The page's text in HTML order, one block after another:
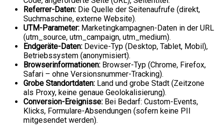
Referrer-Daten: Die Quelle der Seitenaufrufe (direkt,
Suchmaschine, externe Website).
UTM-Parameter: Marketingkampagnen-Daten in der URL
(utm_source, utm_campaign, utm_medium).
Endgeräte-Daten: Device-Typ (Desktop, Tablet, Mobil),
Betriebssystem (anonymisiert).
Browserinformationen: Browser-Typ (Chrome, Firefox,
Safari – ohne Versionsnummer-Tracking).
Grobe Standortdaten: Land und grobe Stadt (Zeitzone
als Proxy, keine genaue Geolokalisierung).
Conversion-Ereignisse: Bei Bedarf: Custom-Events,
Klicks, Formulare-Absendungen (sofern keine PII
mitgesendet werden).